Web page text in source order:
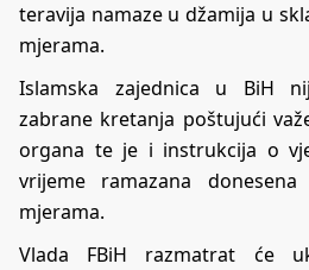
teravija namaze u džamija u
mjerama.
Islamska zajednica u BiH
zabrane kretanja poštujući
organa te je i instrukcija o
vrijeme ramazana
mjerama.
Vlada FBiH razmatrat će